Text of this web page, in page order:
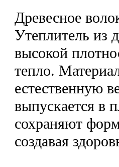
Древесное
Утеплитель из
высокой
тепло.
естественную
выпускается в
сохраняют
создавая